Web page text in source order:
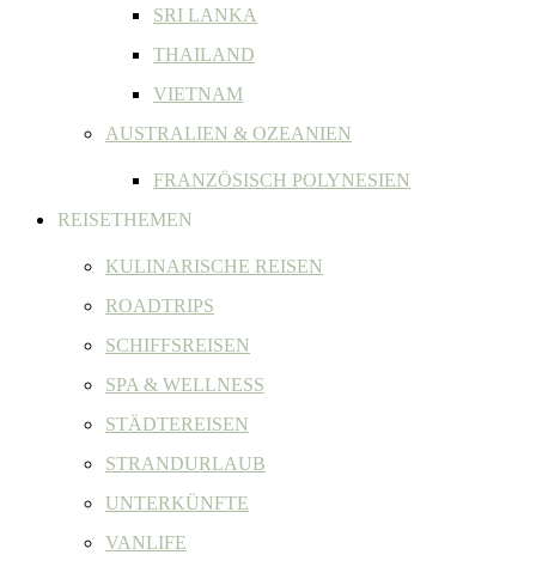
SRI LANKA
THAILAND
VIETNAM
AUSTRALIEN & OZEANIEN
FRANZÖSISCH POLYNESIEN
REISETHEMEN
KULINARISCHE REISEN
ROADTRIPS
SCHIFFSREISEN
SPA & WELLNESS
STÄDTEREISEN
STRANDURLAUB
UNTERKÜNFTE
VANLIFE